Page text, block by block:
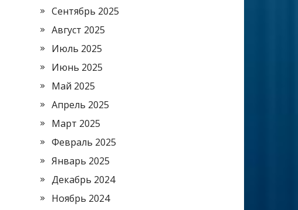
Сентябрь 2025
Август 2025
Июль 2025
Июнь 2025
Май 2025
Апрель 2025
Март 2025
Февраль 2025
Январь 2025
Декабрь 2024
Ноябрь 2024